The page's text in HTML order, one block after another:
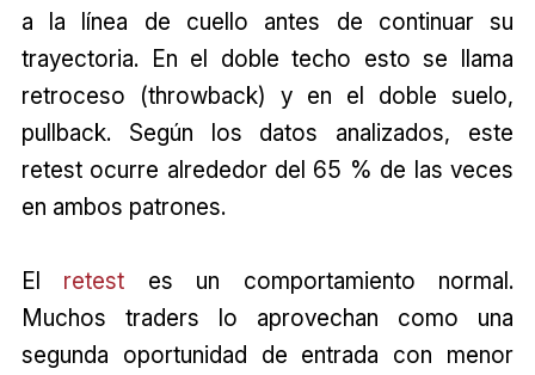
a la línea de cuello antes de continuar su
trayectoria. En el doble techo esto se llama
retroceso (throwback) y en el doble suelo,
pullback. Según los datos analizados, este
retest ocurre alrededor del 65 % de las veces
en ambos patrones.
El retest es un comportamiento normal.
Muchos traders lo aprovechan como una
segunda oportunidad de entrada con menor